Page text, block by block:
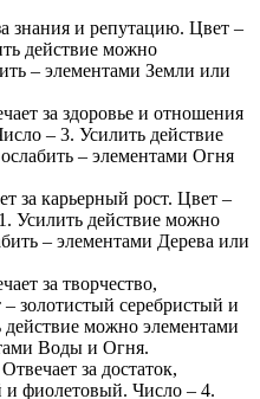
знания и репутацию. Цвет –
действие можно
– элементами Земли или
за здоровье и отношения
– 3. Усилить действие
– элементами Огня
за карьерный рост. Цвет –
Усилить действие можно
– элементами Дерева или
за творчество,
золотистый серебристый и
можно элементами
Воды и Огня.
за достаток,
и фиолетовый. Число – 4.